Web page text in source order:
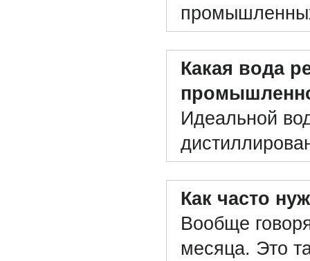
Какая вода
Идеальной
Как часто
Вообще
месяца. Это